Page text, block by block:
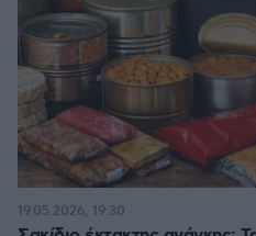
19.05.2026, 19:30